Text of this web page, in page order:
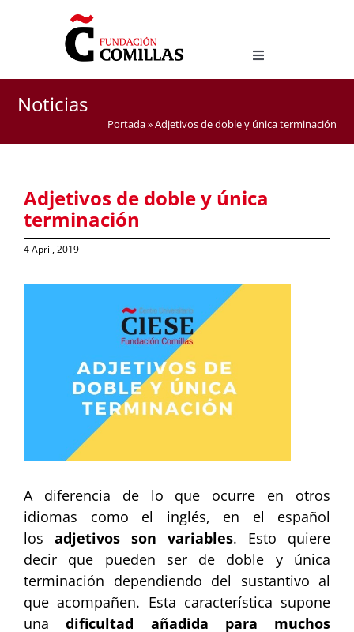
Toggle
Navigation
Master Degree in Teaching Spanish as a Foreign
Language (ELE)
Noticias
Portada»Adjetivos de doble y única terminación
Adjetivos de doble y única
terminación
4 April, 2019
A diferencia de lo que ocurre en otros
idiomas como el inglés, en el español
los adjetivos son variables. Esto quiere
decir que pueden ser de doble y única
terminación dependiendo del sustantivo al
que acompañen. Esta característica supone
unadificultad añadida para muchos